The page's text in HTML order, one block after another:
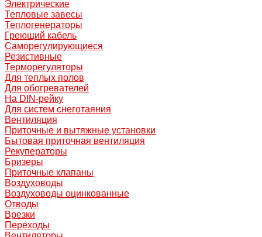
Электрические
Тепловые завесы
Теплогенераторы
Греющий кабель
Саморегулирующиеся
Резистивные
Терморегуляторы
Для теплых полов
Для обогревателей
На DIN-рейку
Для систем снеготаяния
Вентиляция
Приточные и вытяжные установки
Бытовая приточная вентиляция
Рекуператоры
Бризеры
Приточные клапаны
Воздуховоды
Воздуховоды оцинкованные
Отводы
Врезки
Переходы